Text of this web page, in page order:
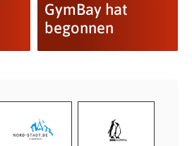
GymBay hat
begonnen